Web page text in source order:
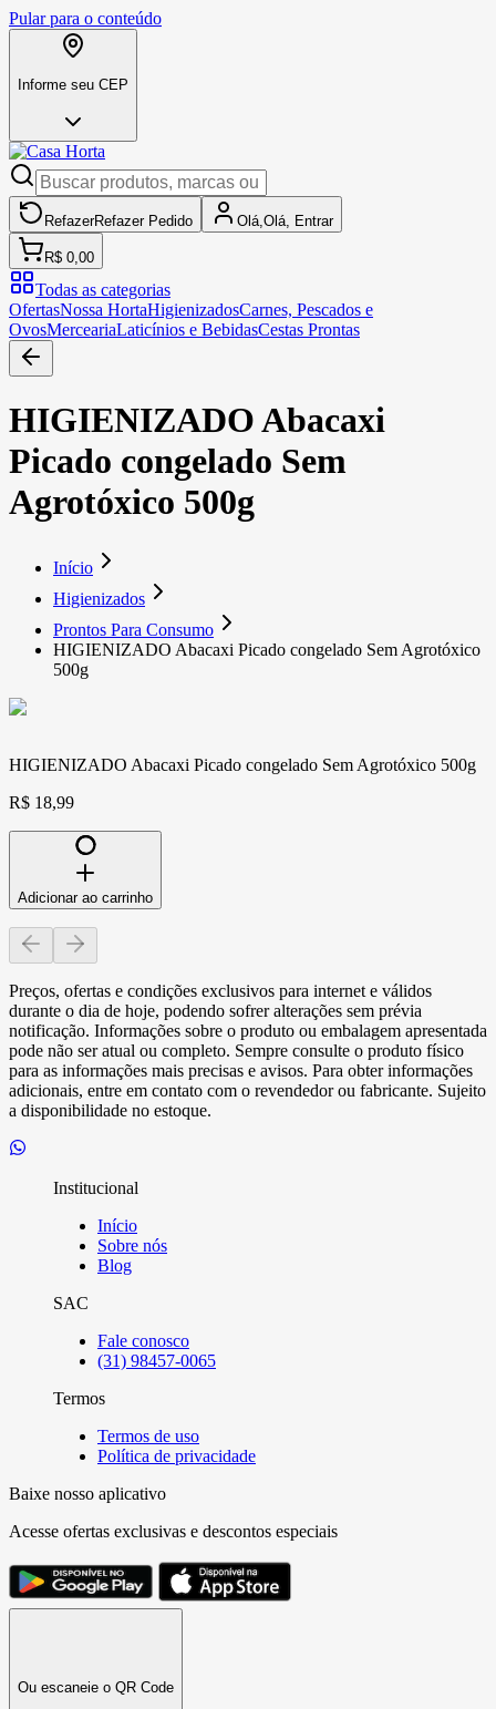
Pular para o conteúdo
Informe seu CEP
RefazerRefazer Pedido Olá, Olá, Entrar
R$ 0,00
Todas as categorias
OfertasNossa HortaHigienizadosCarnes, Pescados e
OvosMerceariaLaticínios e BebidasCestas Prontas
HIGIENIZADO Abacaxi
Picado congelado Sem
Agrotóxico 500g
Início
Higienizados
Prontos Para Consumo
HIGIENIZADO Abacaxi Picado congelado Sem Agrotóxico
500g
HIGIENIZADO Abacaxi Picado congelado Sem Agrotóxico 500g
R$ 18,99
Adicionar ao carrinho
Preços, ofertas e condições exclusivos para internet e válidos
durante o dia de hoje, podendo sofrer alterações sem prévia
notificação. Informações sobre o produto ou embalagem apresentada
pode não ser atual ou completo. Sempre consulte o produto físico
para as informações mais precisas e avisos. Para obter informações
adicionais, entre em contato com o revendedor ou fabricante. Sujeito
a disponibilidade no estoque.
Institucional
Início
Sobre nós
Blog
SAC
Fale conosco
(31) 98457-0065
Termos
Termos de uso
Política de privacidade
Baixe nosso aplicativo
Acesse ofertas exclusivas e descontos especiais
Ou escaneie o QR Code